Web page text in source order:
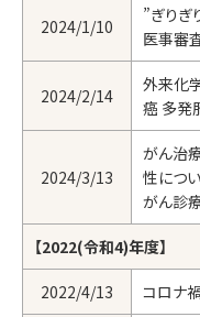
2024/1/10
”ぎりぎ
医事審
2024/2/14
外来化
癌 多発
2024/3/13
がん治
性につ
がん診
【2022(令和4)年度】
2022/4/13 コロナ